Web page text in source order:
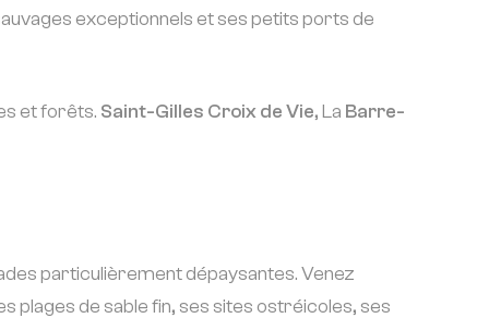
exceptionnels et ses petits ports de
et forêts. Saint-Gilles Croix de Vie, La Barre-
particulièrement dépaysantes. Venez
plages de sable fin, ses sites ostréicoles, ses